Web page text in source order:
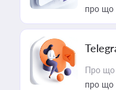
про що
Про що
про що